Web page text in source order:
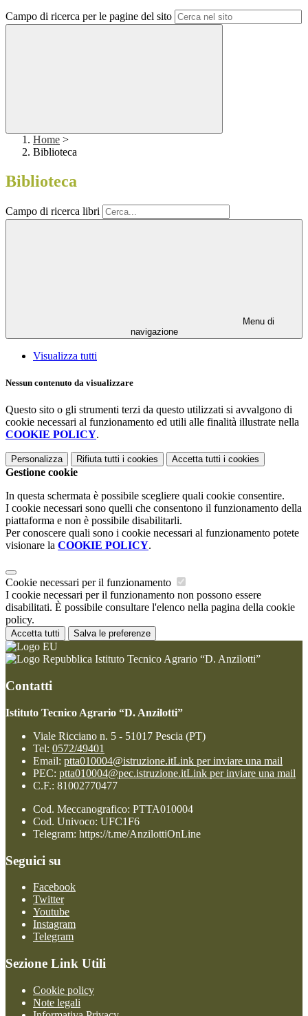
Campo di ricerca per le pagine del sito
Home >
Biblioteca
Biblioteca
Campo di ricerca libri
Menu di
navigazione
Visualizza tutti
Nessun contenuto da visualizzare
Questo sito o gli strumenti terzi da questo utilizzati si avvalgono di
cookie necessari al funzionamento ed utili alle finalità illustrate nella
COOKIE POLICY.
Personalizza Rifiuta tutti i cookies Accetta tutti i cookies
Gestione cookie
In questa schermata è possibile scegliere quali cookie consentire.
I cookie necessari sono quelli che consentono il funzionamento della
piattaforma e non è possibile disabilitarli.
Per conoscere quali sono i cookie necessari al funzionamento potete
visionare la COOKIE POLICY.
Cookie necessari per il funzionamento
I cookie necessari per il funzionamento non possono essere
disabilitati. È possibile consultare l'elenco nella pagina della cookie
policy.
Accetta tutti Salva le preferenze
Istituto Tecnico Agrario “D. Anzilotti”
Contatti
Istituto Tecnico Agrario “D. Anzilotti”
Viale Ricciano n. 5 - 51017 Pescia (PT)
Tel: 0572/49401
Email: ptta010004@istruzione.itLink per inviare una mail
PEC: ptta010004@pec.istruzione.itLink per inviare una mail
C.F.: 81002770477
Cod. Meccanografico: PTTA010004
Cod. Univoco: UFC1F6
Telegram: https://t.me/AnzilottiOnLine
Seguici su
Facebook
Twitter
Youtube
Instagram
Telegram
Sezione Link Utili
Cookie policy
Note legali